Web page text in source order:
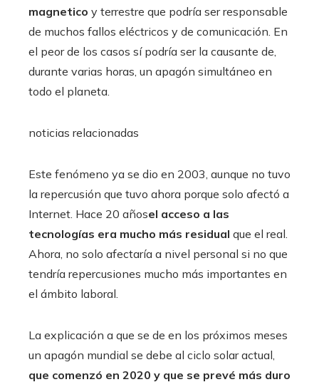
magnetico y terrestre que podría ser responsable
de muchos fallos eléctricos y de comunicación. En
el peor de los casos sí podría ser la causante de,
durante varias horas, un apagón simultáneo en
todo el planeta.
noticias relacionadas
Este fenómeno ya se dio en 2003, aunque no tuvo
la repercusión que tuvo ahora porque solo afectó a
Internet. Hace 20 añosel acceso a las
tecnologías era mucho más residual que el real.
Ahora, no solo afectaría a nivel personal si no que
tendría repercusiones mucho más importantes en
el ámbito laboral.
La explicación a que se de en los próximos meses
un apagón mundial se debe al ciclo solar actual,
que comenzó en 2020 y que se prevé más duro